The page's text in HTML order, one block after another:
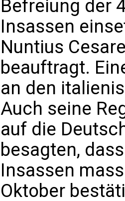
Befreiung der
Insassen
Nuntius
beauftragt.
an den
Auch seine
auf die
besagten,
Insassen
Oktober